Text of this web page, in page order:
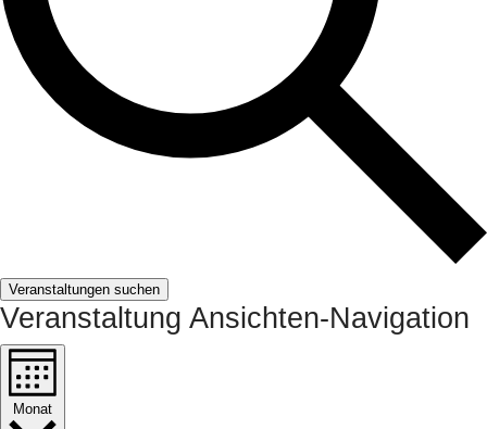
Veranstaltungen suchen
Veranstaltung Ansichten-Navigation
Monat